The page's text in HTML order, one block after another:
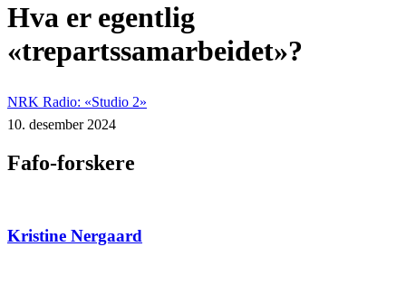
Hva er egentlig
«trepartssamarbeidet»?
NRK Radio: «Studio 2»
10. desember 2024
Fafo-forskere
Kristine Nergaard